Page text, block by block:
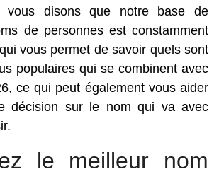
vous disons que notre base de
de personnes est constamment
vous permet de savoir quels sont
populaires qui se combinent avec
ce qui peut également vous aider
décision sur le nom qui va avec
le meilleur nom